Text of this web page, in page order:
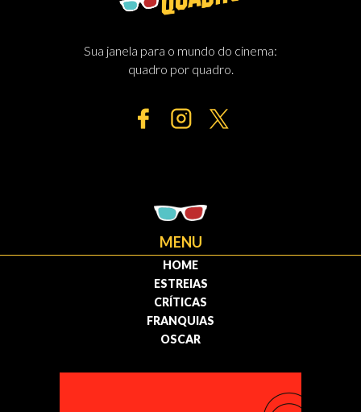
Sua janela para o mundo do cinema:
quadro por quadro.
MENU
HOME
ESTREIAS
CRÍTICAS
FRANQUIAS
OSCAR